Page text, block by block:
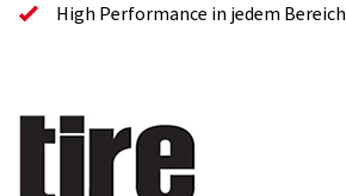
High Performance in jedem Bereich